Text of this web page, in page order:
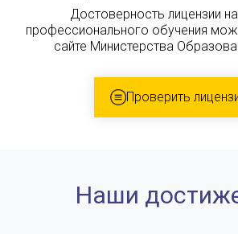
Достоверность лицензии
профессионального обучения
сайте Министерства
Проверить
Наши